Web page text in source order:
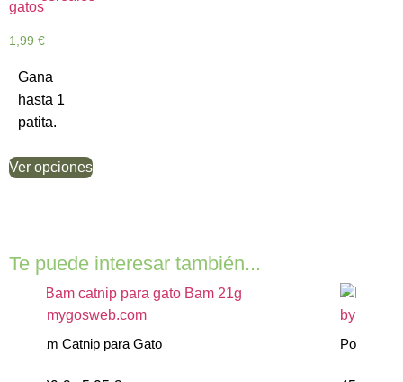
1,99 €
Gana
hasta 1
patita.
Ver opciones
Te puede interesar también...
Bam Catnip para Gato Poste